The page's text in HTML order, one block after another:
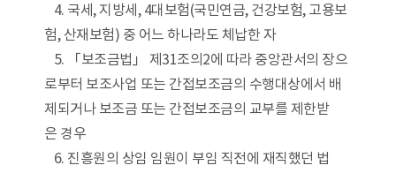
4. 국세, 지방세, 4대보험(국민연금, 건강보험, 고용보
험, 산재보험) 중 어느 하나라도 체납한 자
5. 「보조금법」 제31조의2에 따라 중앙관서의 장으
로부터 보조사업 또는 간접보조금의 수행대상에서 배
제되거나 보조금 또는 간접보조금의 교부를 제한받
은 경우
6. 진흥원의 상임 임원이 부임 직전에 재직했던 법